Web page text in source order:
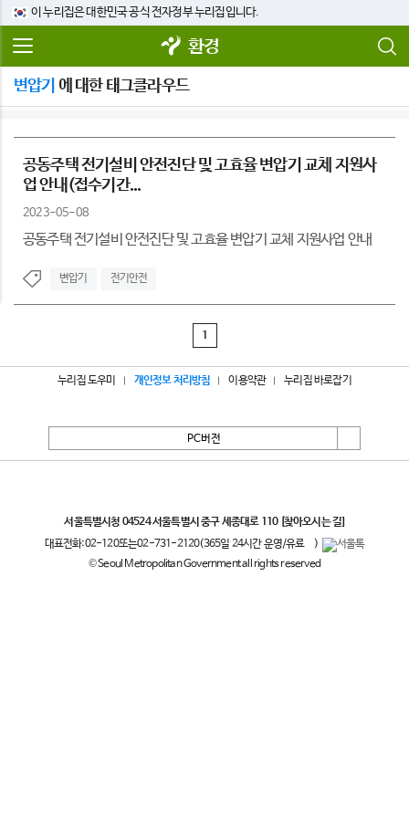
이 누리집은 대한민국 공식 전자정부 누리집입니다.
환경
변압기 에 대한 태그클라우드
공동주택 전기설비 안전진단 및 고효율 변압기 교체 지원사
업 안내(접수기간...
2023-05-08
공동주택 전기설비 안전진단 및 고효율 변압기 교체 지원사업 안내
변압기 전기안전
1
누리집 도우미 개인정보 처리방침 이용약관 누리집 바로잡기
PC버전
서울특별시청 04524 서울특별시 중구 세종대로 110 [찾아오시는 길]
대표전화:02-120또는02-731-2120(365일 24시간 운영/유료
)
© Seoul Metropolitan Government all rights reserved